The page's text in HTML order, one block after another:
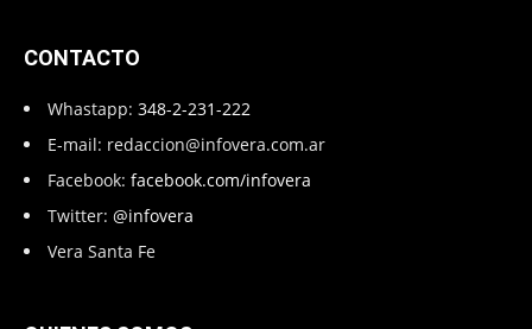
CONTACTO
Whastapp: 348-2-231-222
E-mail: redaccion@infovera.com.ar
Facebook: facebook.com/infovera
Twitter: @infovera
Vera Santa Fe